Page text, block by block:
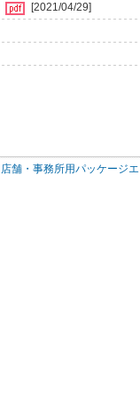
[2021/04/29]
店舗・事務所用パッケージ